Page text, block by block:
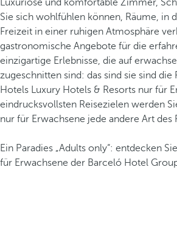
Luxuriöse und komfortable Zimmer,
Sie sich wohlfühlen können, Räume, in
Freizeit in einer ruhigen Atmosphäre
gastronomische Angebote für die
einzigartige Erlebnisse, die auf
zugeschnitten sind: das sind sie sind die
Hotels Luxury Hotels & Resorts nur für
eindrucksvollsten Reisezielen werden
nur für Erwachsene jede andere Art des
Ein Paradies „Adults only“: entdecken
für Erwachsene der Barceló Hotel